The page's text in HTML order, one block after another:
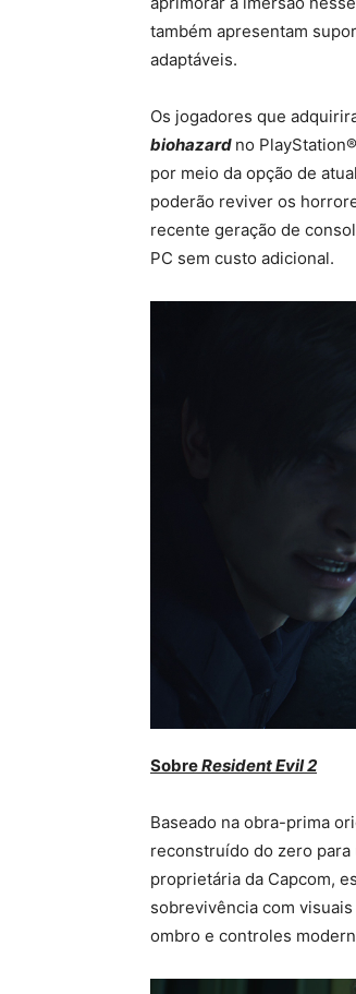
também apresentam
adaptáveis.
Os jogadores que
biohazard no
por meio da opção de
poderão reviver os
recente geração de
PC sem custo adicional.
SobreResident Evil 2
Baseado na obra-prima
reconstruído do zero para
proprietária da Capcom,
sobrevivência com
ombro e controles